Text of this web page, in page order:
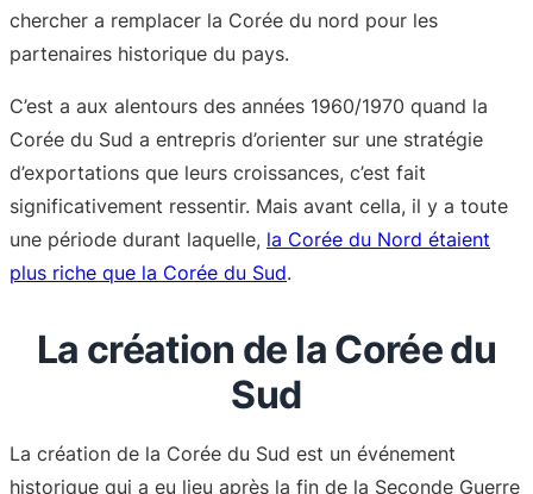
chercher a remplacer la Corée du nord pour les
partenaires historique du pays.
C’est a aux alentours des années 1960/1970 quand la
Corée du Sud a entrepris d’orienter sur une stratégie
d’exportations que leurs croissances, c’est fait
significativement ressentir. Mais avant cella, il y a toute
une période durant laquelle, la Corée du Nord étaient
plus riche que la Corée du Sud.
La création de la Corée du
Sud
La création de la Corée du Sud est un événement
historique qui a eu lieu après la fin de la Seconde Guerre